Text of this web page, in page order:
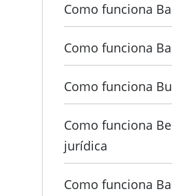
Como funciona
Como funciona
Como funciona
Como funciona
jurídica
Como funciona